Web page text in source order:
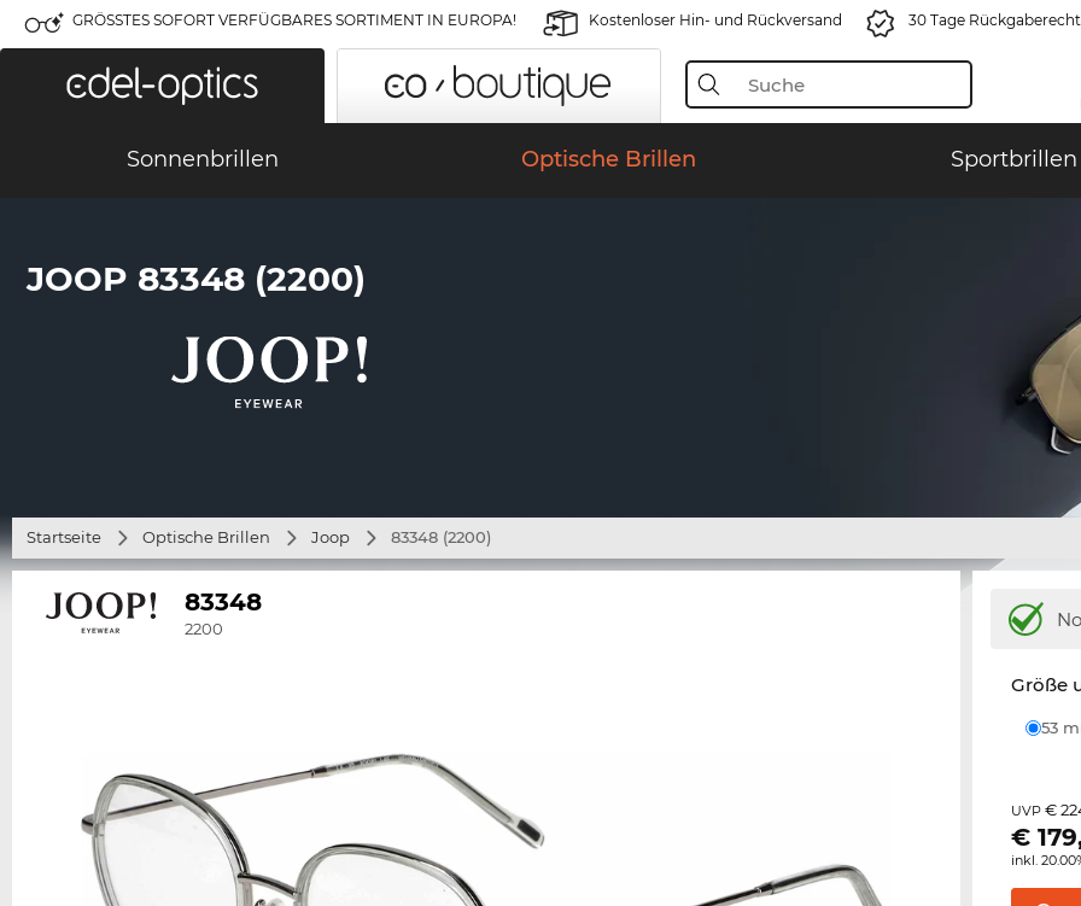
GRÖSSTES SOFORT VERFÜGBARES SORTIMENT IN EUROPA! Kostenloser Hin- und Rückversand 30 Tage Rückgaberecht
Sonnenbrillen Optische Brillen Sportbrillen
JOOP 83348 (2200)
Startseite Optische Brillen Joop 83348 (2200)
83348
2200
Größe
53
UVP€
€
inkl.